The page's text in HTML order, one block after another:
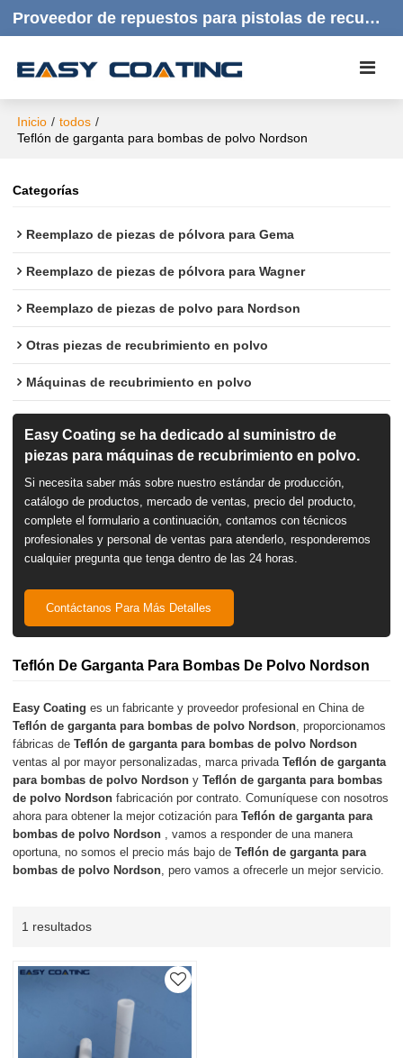
Proveedor de repuestos para pistolas de recubrimiento en polvo | Productos de calidad, respuesta rápida y atención al cliente amable.
Inicio / todos /
Teflón de garganta para bombas de polvo Nordson
Categorías
Reemplazo de piezas de pólvora para Gema
Reemplazo de piezas de pólvora para Wagner
Reemplazo de piezas de polvo para Nordson
Otras piezas de recubrimiento en polvo
Máquinas de recubrimiento en polvo
Easy Coating se ha dedicado al suministro de
piezas para máquinas de recubrimiento en polvo.
Si necesita saber más sobre nuestro estándar de producción,
catálogo de productos, mercado de ventas, precio del producto,
complete el formulario a continuación, contamos con técnicos
profesionales y personal de ventas para atenderlo, responderemos
cualquier pregunta que tenga dentro de las 24 horas.
Contáctanos Para Más Detalles
Teflón De Garganta Para Bombas De Polvo Nordson
Easy Coating es un fabricante y proveedor profesional en China de
Teflón de garganta para bombas de polvo Nordson, proporcionamos
fábricas deTeflón de garganta para bombas de polvo Nordson
ventas al por mayor personalizadas, marca privadaTeflón de garganta
para bombas de polvo Nordson yTeflón de garganta para bombas
de polvo Nordson fabricación por contrato. Comuníquese con nosotros
ahora para obtener la mejor cotización paraTeflón de garganta para
bombas de polvo Nordson , vamos a responder de una manera
oportuna, no somos el precio más bajo deTeflón de garganta para
bombas de polvo Nordson, pero vamos a ofrecerle un mejor servicio.
1 resultados